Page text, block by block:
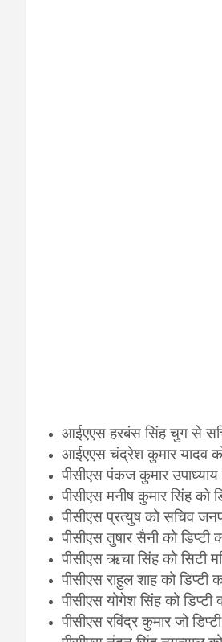
आईएएस हरबंस सिंह चुग से
आईएएस चंद्रेश कुमार यादव
पीसीएस पंकज कुमार उपाध्याय
पीसीएस मनीष कुमार सिंह को
पीसीएस प्रत्युष को सचिव
पीसीएस तुषार सैनी को
पीसीएस ऋचा सिंह को सिटी
पीसीएस राहुल शाह को
पीसीएस योगेश सिंह को
पीसीएस रविंद्र कुमार जो